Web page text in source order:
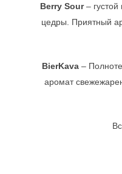
Berry Sour–
цедры. Приятный
BierKava –
аромат